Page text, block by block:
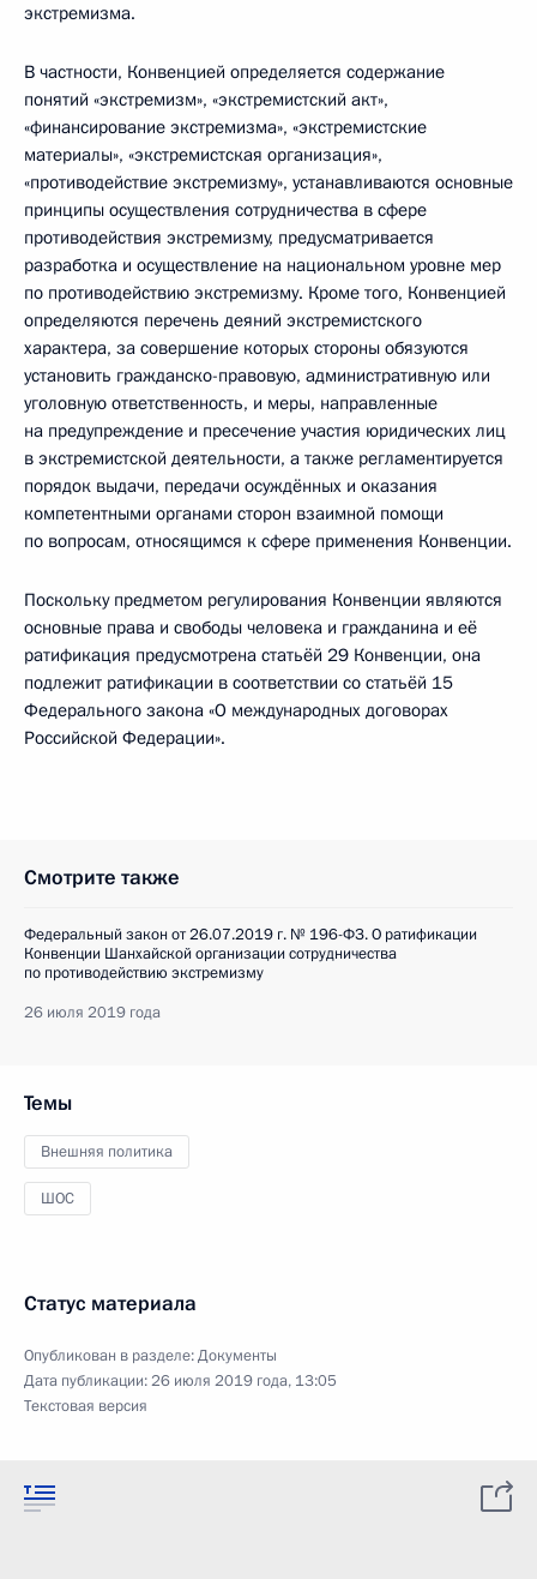
экстремизма.
В частности, Конвенцией определяется содержание
понятий «экстремизм», «экстремистский акт»,
«финансирование экстремизма», «экстремистские
материалы», «экстремистская организация»,
«противодействие экстремизму», устанавливаются основные
принципы осуществления сотрудничества в сфере
противодействия экстремизму, предусматривается
разработка и осуществление на национальном уровне мер
по противодействию экстремизму. Кроме того, Конвенцией
определяются перечень деяний экстремистского
характера, за совершение которых стороны обязуются
установить гражданско-правовую, административную или
уголовную ответственность, и меры, направленные
на предупреждение и пресечение участия юридических лиц
в экстремистской деятельности, а также регламентируется
порядок выдачи, передачи осуждённых и оказания
компетентными органами сторон взаимной помощи
по вопросам, относящимся к сфере применения Конвенции.
Поскольку предметом регулирования Конвенции являются
основные права и свободы человека и гражданина и её
ратификация предусмотрена статьёй 29 Конвенции, она
подлежит ратификации в соответствии со статьёй 15
Федерального закона «О международных договорах
Российской Федерации».
Смотрите также
Федеральный закон от 26.07.2019 г. № 196-ФЗ. О ратификации
Конвенции Шанхайской организации сотрудничества
по противодействию экстремизму
26 июля 2019 года
Темы
Внешняя политика
ШОС
Статус материала
Опубликован в разделе:Документы
Дата публикации:26 июля 2019 года, 13:05
Текстовая версия